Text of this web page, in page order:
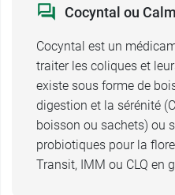
Cocyntal ou
Cocyntal est un
traiter les coliques et
existe sous forme de
digestion et la sérénité
boisson ou sachets) ou
probiotiques pour la
Transit, IMM ou CLQ en